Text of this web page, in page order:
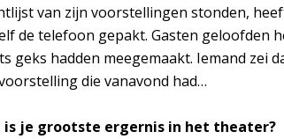
van zijn voorstellingen stonden,
de telefoon gepakt. Gasten geloofden
geks hadden meegemaakt. Iemand zei
die vanavond had…
is je grootste ergernis in het theater?